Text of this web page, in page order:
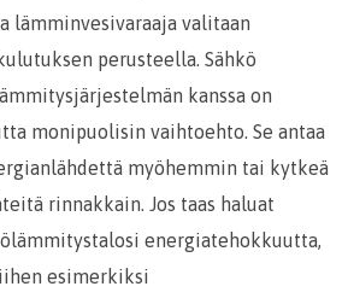
lämminvesivaraaja valitaan
perusteella. Sähkö
kanssa on
monipuolisin vaihtoehto. Se antaa
myöhemmin tai kytkeä
rinnakkain. Jos taas haluat
energiatehokkuutta,
esimerkiksi